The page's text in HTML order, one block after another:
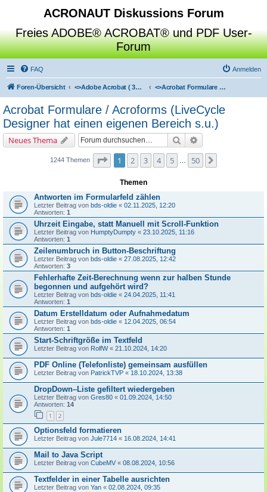
ACRONAUT Diskussions Forum
Freies ADOBE® ACROBAT® und PDF User-
Forum
FAQ Anmelden
Foren-Übersicht <>Adobe Acrobat ( 3D / Professional / Standard / Reader / Distiller ) <>Acrobat Formulare / Acroforms (LiveCycle Designer hat einen eigenen Bereich s.u.)
Acrobat Formulare / Acroforms (LiveCycle
Designer hat einen eigenen Bereich s.u.)
Neues Thema Suche
1244 Themen Seite von
1 2 3 4 5 50
Themen
Antworten im Formularfeld zählen
Letzter Beitrag von bds-oldie « 02.11.2025, 12:20
Antworten: 1
Uhrzeit Eingabe, statt Manuell mit Scroll-Funktion
Letzter Beitrag von HumptyDumpty « 23.10.2025, 11:16
Antworten: 1
Zeilenumbruch in Button-Beschriftung
Letzter Beitrag von bds-oldie « 27.08.2025, 12:42
Antworten: 3
Fehlerhafte Zeit-Berechnung wenn zur halben Stunde
begonnen und aufgehört wird?
Letzter Beitrag von bds-oldie « 24.04.2025, 11:41
Antworten: 1
Datum Erstelldatum oder Aufnahmedatum
Letzter Beitrag von bds-oldie « 12.04.2025, 06:54
Antworten: 1
Start-Schriftgröße im Textfeld
Letzter Beitrag von RolfW« 21.10.2024, 14:20
PDF Online (Telefonliste) gemeinsam ausfüllen
Letzter Beitrag von PatrickTVP « 18.10.2024, 13:38
DropDown–Liste gefiltert wiedergeben
Letzter Beitrag von Gres80 « 01.09.2024, 14:50
Antworten: 14
1 2
Optionsfeld formatieren
Letzter Beitrag von Jule7714 « 16.08.2024, 14:41
Mail to Java Script
Letzter Beitrag von CubeMV « 08.08.2024, 10:56
Textfelder in einer Tabelle ausrichten
Letzter Beitrag von Yan « 02.08.2024, 09:35